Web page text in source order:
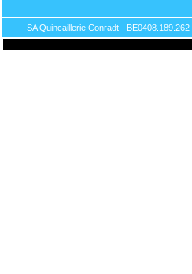
SA Quincaillerie Conradt -